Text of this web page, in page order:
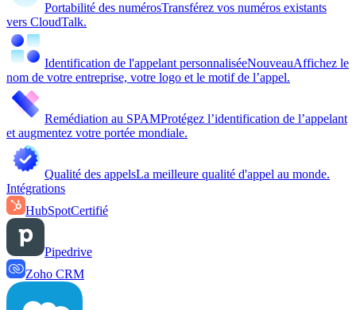
Portabilité des numérosTransférez vos numéros existants
vers CloudTalk.
Identification de l'appelant personnaliséeNouveauAffichez le
nom de votre entreprise, votre logo et le motif de l’appel.
Remédiation au SPAMProtégez l’identification de l’appelant
et augmentez votre portée mondiale.
Qualité des appelsLa meilleure qualité d'appel au monde.
Intégrations
HubSpotCertifié
Pipedrive
Zoho CRM